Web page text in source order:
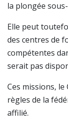
la plongée
Elle peut
des centres de
compétentes
serait pas
Ces missions,
règles de la
affilié.